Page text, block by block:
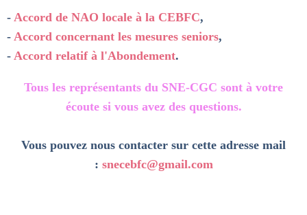
- Accord de NAO locale à la CEBFC,
- Accord concernant les mesures seniors,
- Accord relatif à l'Abondement.
Tous les représentants du SNE-CGC sont à votre
écoute si vous avez des questions.
Vous pouvez nous contacter sur cette adresse mail
: snecebfc@gmail.com